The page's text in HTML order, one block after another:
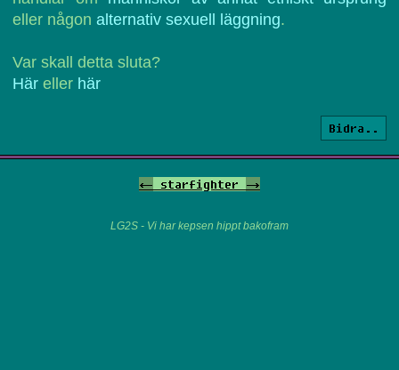
eller någon alternativ sexuell läggning.
Var skall detta sluta?
Här eller här
Bidra..
<- starfighter ->
LG2S - Vi har kepsen hippt bakofram